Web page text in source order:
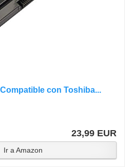
con Toshiba...
23,99 EUR
Ir a Amazon